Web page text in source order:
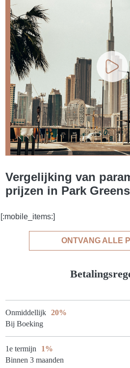
Vergelijking van
prijzen in Park Greens
[:mobile_items:]
ONTVANG ALLE
Onmiddellijk
20%
Bij Boeking
1e termijn
1%
Binnen 3 maanden